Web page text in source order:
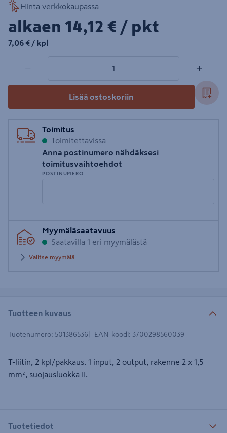
Hinta verkkokaupassa
alkaen 14,12€/pkt
14,12 € / pkt
7,06€/kpl
7,06 € / kpl
− +
Lisää ostoskoriin
Toimitus
Toimitettavissa
Anna postinumero nähdäksesi
toimitusvaihtoehdot
POSTINUMERO
postinumero
Myymäläsaatavuus
Saatavilla 1 eri myymälästä
Valitse myymälä
Tuotteen kuvaus
Tuotenumero: 501386536 EAN-koodi: 3700298560039
T-liitin, 2 kpl/pakkaus. 1 input, 2 output, rakenne 2 x 1,5
mm², suojausluokka II.
Tuotetiedot